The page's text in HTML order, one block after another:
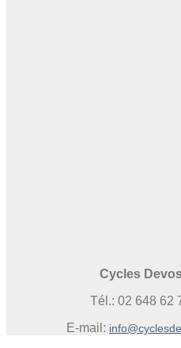
Cycles
Tél.: 02 648 62
E-mail: